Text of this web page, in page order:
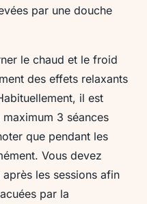
par une douche
le chaud et le froid
des effets relaxants
il est
3 séances
que pendant les
Vous devez
les sessions afin
par la